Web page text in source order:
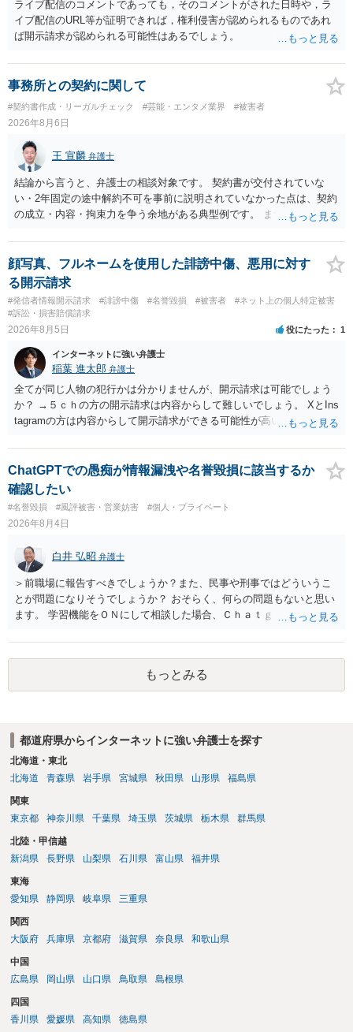
ライブ配信のコメントであっても，そのコメントがされた日時や，ラ
イブ配信のURL等が証明できれば，権利侵害が認められるものであれ
ば開示請求が認められる可能性はあるでしょう。
事務所との契約に関して
#契約書作成・リーガルチェック #芸能・エンタメ業界 #被害者
2026年8月6日
王 宣麟 弁護士
結論から言うと、弁護士の相談対象です。 契約書が交付されていな
い・2年固定の途中解約不可を事前に説明されていなかった点は、契約
の成立・内容・拘束力を争う余地がある典型例です。 まずは、運営と
みてはいかがでしょうか。 また同時並行で（もしまだされていないの
であれば）書面で退所意思の明確化はしておくべきだと考えます。
顔写真、フルネームを使用した誹謗中傷、悪用に対す
る開示請求
#発信者情報開示請求 #誹謗中傷 #名誉毀損 #被害者
#ネット上の個人特定被害
#訴訟・損害賠償請求
2026年8月5日 役にたった 1
インターネットに強い弁護士
稲葉 進太郎 弁護士
全てが同じ人物の犯行かは分かりませんが、開示請求は可能でしょう
か？ →５ｃｈの方の開示請求は内容からして難しいでしょう。 XとIns
tagramの方は内容からして開示請求ができる可能性が高いでしょう。
いでしょう。７月中にアカウントが削除されている場合、今から進め
ても失敗する可能性が高いように思われます。 相手を特定できた場
合、相手に全ての弁護士費用を負担させることは可能でしょうか？ →
訴訟外の交渉で相手方が認めれば負担させることができるでしょう。
訴訟で判決となった場合は、実際の弁護士費用が認められる場合と認
められない場合があり何ともいえないところでしょう。
ChatGPTでの愚痴が情報漏洩や名誉毀損に該当するか
確認したい
#名誉毀損 #風評被害・営業妨害 #個人・プライベート
2026年8月4日
白井 弘昭 弁護士
＞前職場に報告すべきでしょうか？また、民事や刑事ではどういうこ
とが問題になりそうでしょうか？ おそらく、何らの問題もないと思い
ます。 学習機能をＯＮにして相談した場合、Ｃｈａｔｇｐｔがｏｐｅ
する可能性がありますが、個人名や会社名を特定していない限り、一
般論として抽象化されて回答に織り込まれる可能性が生じるにすぎま
せんので、その情報自体が、秘密情報に当たるとは思えませんし、名
誉棄損として、個人や会社に対する誹謗中傷の不特定多数への公開に
をせずに書き込んだことで（おそらく特定して書き込んだとして
も）、相談者さんが刑事民事の責任に問われることはないでしょう。
私見ながらご参考まで。
もっとみる
都道府県からインターネットに強い弁護士を探す
北海道・東北
北海道
青森県 岩手県 宮城県 秋田県 山形県 福島県
関東
東京都
神奈川県 千葉県 埼玉県 茨城県 栃木県 群馬県
北陸・甲信越
新潟県
長野県 山梨県 石川県 富山県 福井県
東海
愛知県
静岡県 岐阜県 三重県
関西
大阪府
兵庫県 京都府 滋賀県 奈良県 和歌山県
中国
広島県
岡山県 山口県 鳥取県 島根県
四国
香川県
愛媛県 高知県 徳島県